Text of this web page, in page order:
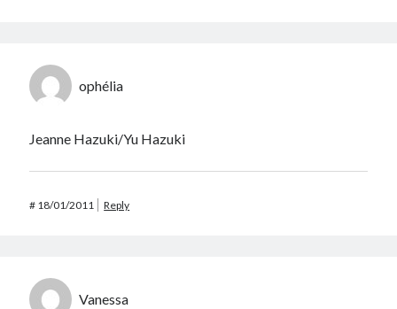
ophélia
Jeanne Hazuki/Yu Hazuki
# 18/01/2011 Reply
Vanessa